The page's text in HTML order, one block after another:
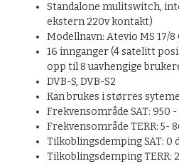
Standalone mulitswitch,
ekstern 220v kontakt)
Modellnavn: Atevio MS 17/8
16 innganger (4 satelitt
opp til 8 uavhengige
DVB-S, DVB-S2
Kan brukes i størres
Frekvensområde SAT: 950
Frekvensområde TERR: 5-
Tilkoblingsdemping SAT: 0
Tilkoblingsdemping TERR: